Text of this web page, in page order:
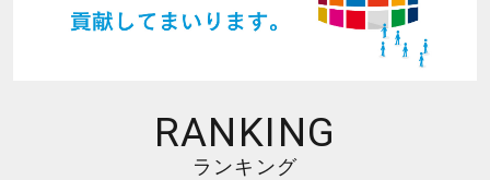
RANKING
ランキング